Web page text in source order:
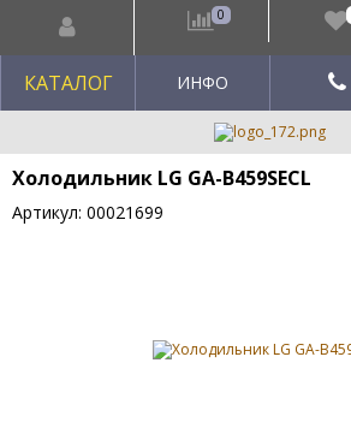
КАТАЛОГ ИНФО
Холодильник LG GA-B459SECL
Артикул: 00021699
0